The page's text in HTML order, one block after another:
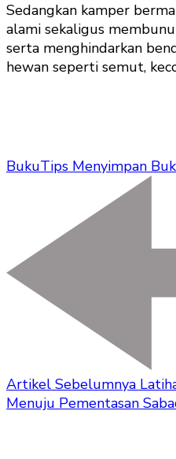
Sedangkan kamper
alami sekaligus
serta menghindarkan
hewan seperti semut,
BukuTips Menyimpan
Artikel Sebelumnya
Menuju Pementasan